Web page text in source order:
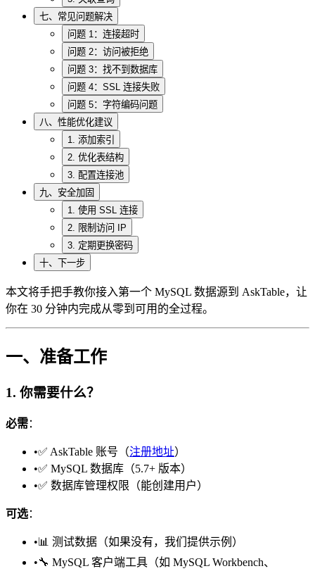
七、常见问题解决
问题 1：连接超时
问题 2：访问被拒绝
问题 3：找不到数据库
问题 4：SSL 连接失败
问题 5：字符编码问题
八、性能优化建议
1. 添加索引
2. 优化表结构
3. 配置连接池
九、安全加固
1. 使用 SSL 连接
2. 限制访问 IP
3. 定期更换密码
十、下一步
本文将手把手教你接入第一个 MySQL 数据源到 AskTable，让
你在 30 分钟内完成从零到可用的全过程。
一、准备工作
1. 你需要什么？
必需：
•✅ AskTable 账号（注册地址）
•✅ MySQL 数据库（5.7+ 版本）
•✅ 数据库管理权限（能创建用户）
可选：
•📊 测试数据（如果没有，我们提供示例）
•🔧 MySQL 客户端工具（如 MySQL Workbench、